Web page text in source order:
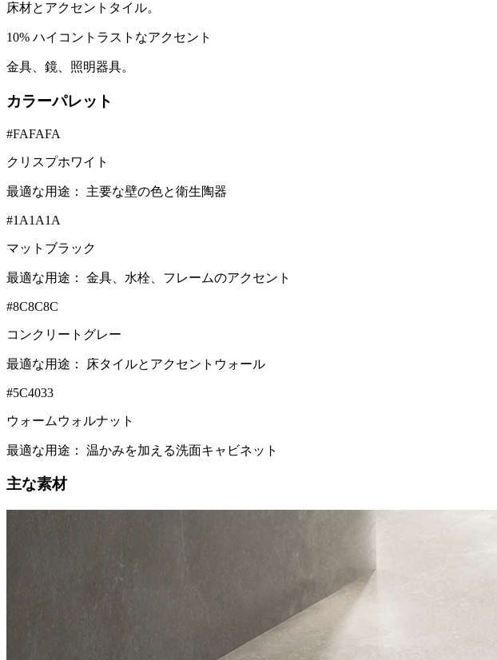
床材とアクセントタイル。
10% ハイコントラストなアクセント
金具、鏡、照明器具。
カラーパレット
#FAFAFA
クリスプホワイト
最適な用途： 主要な壁の色と衛生陶器
#1A1A1A
マットブラック
最適な用途： 金具、水栓、フレームのアクセント
#8C8C8C
コンクリートグレー
最適な用途： 床タイルとアクセントウォール
#5C4033
ウォームウォルナット
最適な用途： 温かみを加える洗面キャビネット
主な素材